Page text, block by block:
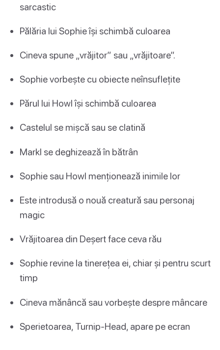
sarcastic
Pălăria lui Sophie își schimbă culoarea
Cineva spune „vrăjitor” sau „vrăjitoare”.
Sophie vorbește cu obiecte neînsuflețite
Părul lui Howl își schimbă culoarea
Castelul se mișcă sau se clatină
Markl se deghizează în bătrân
Sophie sau Howl menționează inimile lor
Este introdusă o nouă creatură sau personaj
magic
Vrăjitoarea din Deșert face ceva rău
Sophie revine la tinerețea ei, chiar și pentru scurt
timp
Cineva mănâncă sau vorbește despre mâncare
Sperietoarea, Turnip-Head, apare pe ecran